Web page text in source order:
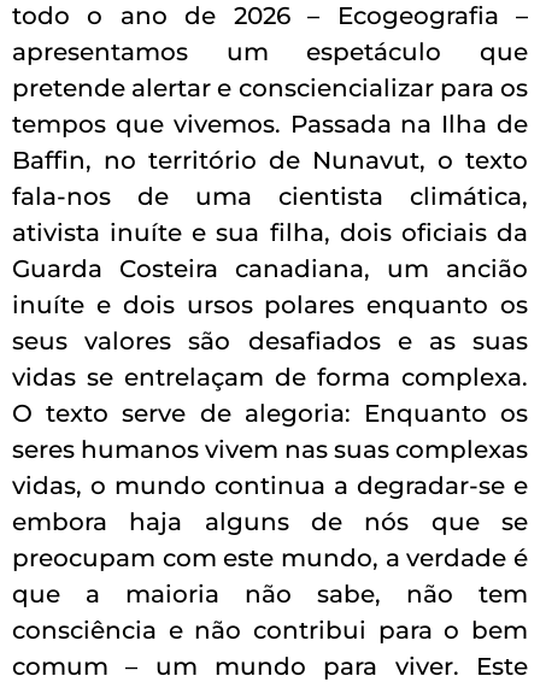
todo o ano de 2026 – Ecogeografia –
apresentamos um espetáculo que
pretende alertar e consciencializar para os
tempos que vivemos. Passada na Ilha de
Baffin, no território de Nunavut, o texto
fala-nos de uma cientista climática,
ativista inuíte e sua filha, dois oficiais da
Guarda Costeira canadiana, um ancião
inuíte e dois ursos polares enquanto os
seus valores são desafiados e as suas
vidas se entrelaçam de forma complexa.
O texto serve de alegoria: Enquanto os
seres humanos vivem nas suas complexas
vidas, o mundo continua a degradar-se e
embora haja alguns de nós que se
preocupam com este mundo, a verdade é
que a maioria não sabe, não tem
consciência e não contribui para o bem
comum – um mundo para viver. Este